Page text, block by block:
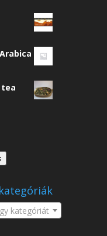
kategóriát